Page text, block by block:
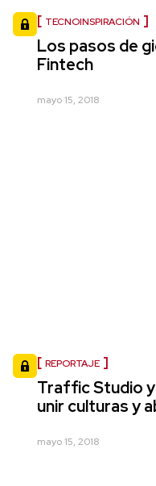
TECNOINSPIRACIÓN
Los pasos de
Fintech
mayo 15, 2018
REPORTAJE
Traffic Studio y
unir culturas y
mayo 15, 2018